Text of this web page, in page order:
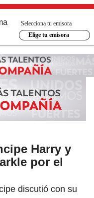
Selecciona tu emisora
Elige tu emisora
Harry y
por el
discutió con su